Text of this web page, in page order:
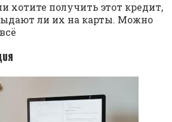
хотите получить этот кредит,
ли их на карты. Можно